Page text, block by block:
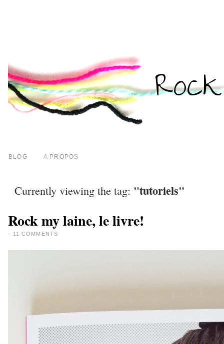
BLOG A PROPOS
Currently viewing the tag: "tutoriels"
Rock my laine, le livre!
· 11 COMMENTS